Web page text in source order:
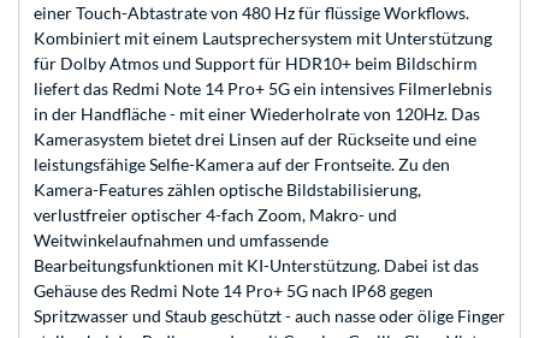
einer Touch-Abtastrate von 480 Hz für flüssige Workflows.
Kombiniert mit einem Lautsprechersystem mit Unterstützung
für Dolby Atmos und Support für HDR10+ beim Bildschirm
liefert das Redmi Note 14 Pro+ 5G ein intensives Filmerlebnis
in der Handfläche - mit einer Wiederholrate von 120Hz. Das
Kamerasystem bietet drei Linsen auf der Rückseite und eine
leistungsfähige Selfie-Kamera auf der Frontseite. Zu den
Kamera-Features zählen optische Bildstabilisierung,
verlustfreier optischer 4-fach Zoom, Makro- und
Weitwinkelaufnahmen und umfassende
Bearbeitungsfunktionen mit KI-Unterstützung. Dabei ist das
Gehäuse des Redmi Note 14 Pro+ 5G nach IP68 gegen
Spritzwasser und Staub geschützt - auch nasse oder ölige Finger